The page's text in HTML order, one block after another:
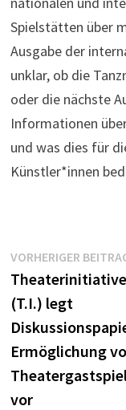
Spielstätten über
Ausgabe der
unklar, ob die
oder die nächste
Informationen
und was dies für
Künstler*innen
VORHERIGER
Theaterinitiative
(T.I.) legt
Ermöglichung
vor